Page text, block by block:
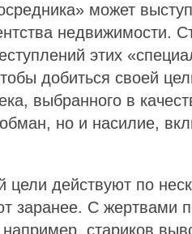
может
недвижимости.
этих
добиться своей
выбранного в
но и насилие,
цели действуют по
заранее. С жертвами
стариков